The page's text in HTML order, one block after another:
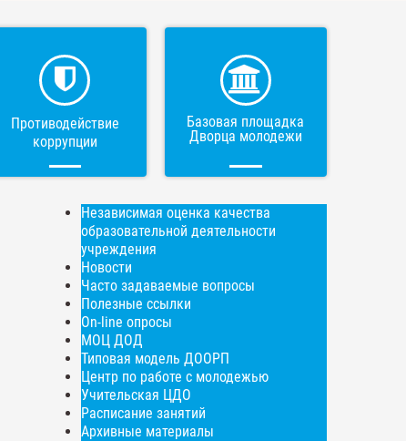
Противодействие
коррупции
Базовая площадка
Дворца молодежи
Независимая оценка качества
образовательной деятельности
учреждения
Новости
Часто задаваемые вопросы
Полезные ссылки
On-line опросы
МОЦ ДОД
Типовая модель ДООРП
Центр по работе с молодежью
Учительская ЦДО
Расписание занятий
Архивные материалы